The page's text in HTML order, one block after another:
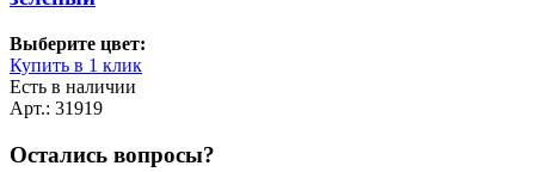
Выберите цвет:
Купить в 1 клик
Есть в наличии
Арт.: 31919
Остались вопросы?